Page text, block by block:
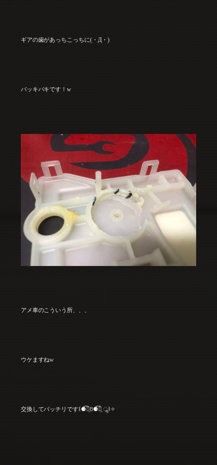
ギアの歯があっちこっちに(・Д・)
バッキバキです！w
アメ車のこういう所、、、
ウケますねw
交換してバッチリです꒰⚈้̤͡ꇴ⚈้̤͡ ॢ꒱✧